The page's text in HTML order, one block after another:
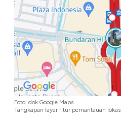
Foto: dok Google Maps
Tangkapan layar fitur pemantauan